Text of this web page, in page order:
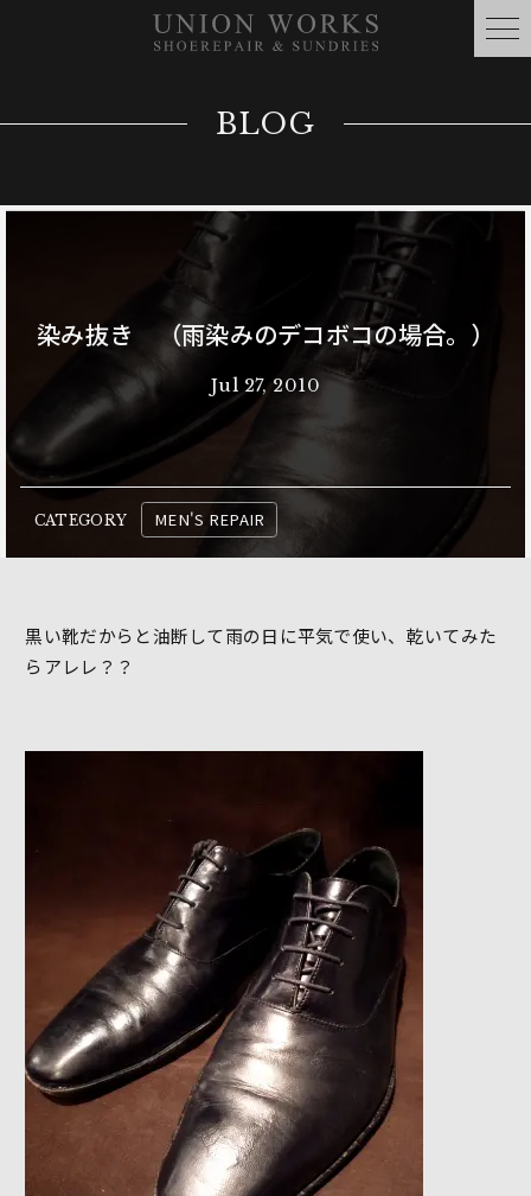
BLOG
染み抜き （雨染みのデコボコの場合。）
Jul 27, 2010
CATEGORY MEN'S REPAIR
黒い靴だからと油断して雨の日に平気で使い、乾いてみた
らアレレ？？